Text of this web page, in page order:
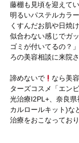
藤棚も見頃を迎えて
明るいパステルカラ
くすんだお肌や日焼
似合わない感じでガ
ゴミが付いてるの？
ろの美容相談に来院
諦めないで
なら美
ターズコスメ「エン
光治療I2PL+、奈良
カルロールキット)な
治療をおこなっており